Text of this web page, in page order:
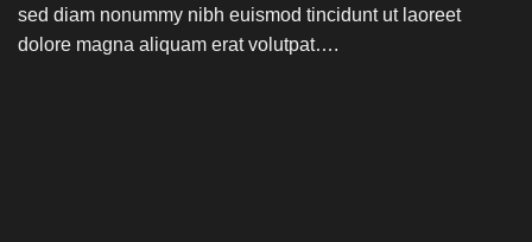
sed diam nonummy nibh euismod tincidunt ut laoreet
dolore magna aliquam erat volutpat….